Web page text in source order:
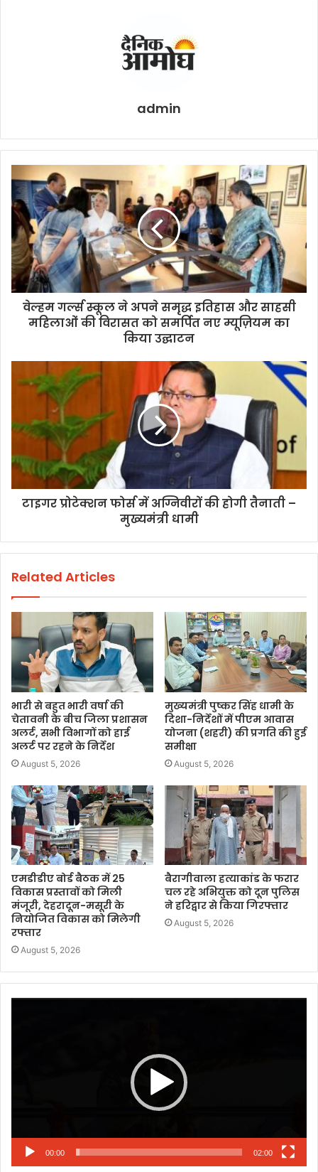
admin
वेल्हम गर्ल्स स्कूल ने अपने समृद्ध इतिहास और साहसी
महिलाओं की विरासत को समर्पित नए म्यूज़ियम का
किया उद्घाटन
टाइगर प्रोटेक्शन फोर्स में अग्निवीरों की होगी तैनाती –
मुख्यमंत्री धामी
Related Articles
भारी से बहुत भारी वर्षा की
चेतावनी के बीच जिला प्रशासन
अलर्ट, सभी विभागों को हाई
अलर्ट पर रहने के निर्देश
August 5, 2026
मुख्यमंत्री पुष्कर सिंह धामी के
दिशा-निर्देशों में पीएम आवास
योजना (शहरी) की प्रगति की हुई
समीक्षा
August 5, 2026
एमडीडीए बोर्ड बैठक में 25
विकास प्रस्तावों को मिली
मंजूरी, देहरादून-मसूरी के
नियोजित विकास को मिलेगी
रफ्तार
August 5, 2026
बैरागीवाला हत्याकांड के फरार
चल रहे अभियुक्त को दून पुलिस
ने हरिद्वार से किया गिरफ्तार
August 5, 2026
00:00 02:00